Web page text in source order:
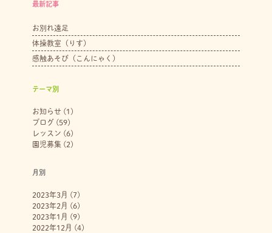
最新記事
お別れ遠足
体操教室（りす）
感触あそび（こんにゃく）
テーマ別
お知らせ(1)
ブログ (59)
レッスン (6)
園児募集 (2)
月別
2023年3月 (7)
2023年2月 (6)
2023年1月 (9)
2022年12月 (4)